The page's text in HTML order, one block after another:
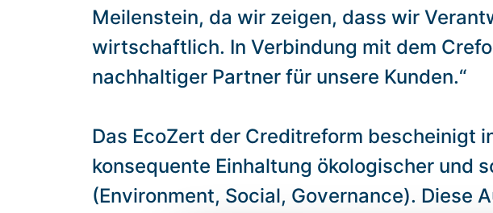
Meilenstein, da wir zeigen, dass wir
wirtschaftlich. In Verbindung mit dem
nachhaltiger Partner für unsere Kunden.“
Das EcoZert der Creditreform bescheinigt
konsequente Einhaltung ökologischer und
(Environment, Social, Governance). Diese